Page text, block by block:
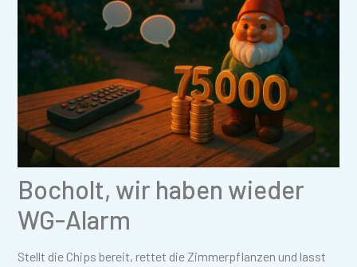
Bocholt, wir haben wieder
WG-Alarm
Stellt die Chips bereit, rettet die Zimmerpflanzen und lasst